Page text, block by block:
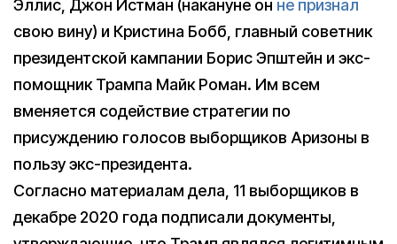
Эллис, Джон Истман (накануне он не признал
свою вину) и Кристина Бобб, главный советник
президентской кампании Борис Эпштейн и экс-
помощник Трампа Майк Роман. Им всем
вменяется содействие стратегии по
присуждению голосов выборщиков Аризоны в
пользу экс-президента.
Согласно материалам дела, 11 выборщиков в
декабре 2020 года подписали документы,